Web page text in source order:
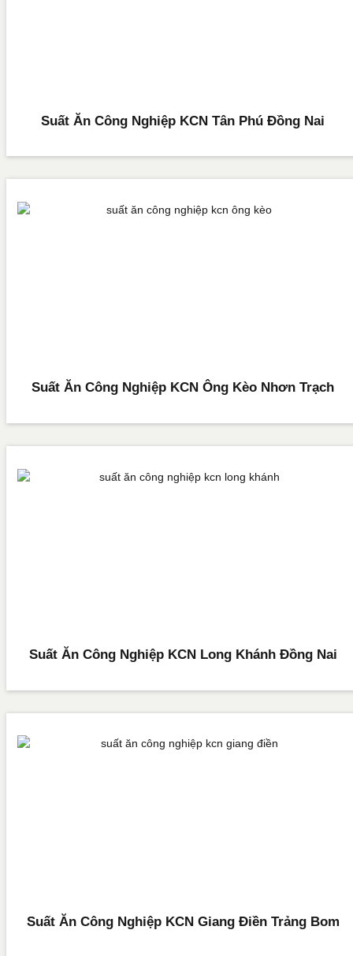
Suất Ăn Công Nghiệp KCN Tân Phú Đồng Nai
Suất Ăn Công Nghiệp KCN Ông Kèo Nhơn Trạch
Suất Ăn Công Nghiệp KCN Long Khánh Đồng Nai
Suất Ăn Công Nghiệp KCN Giang Điền Trảng Bom